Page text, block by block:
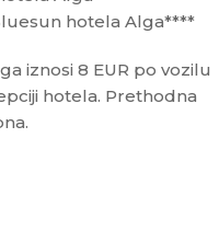
hotela Alga****
iznosi 8 EUR po vozilu
hotela. Prethodna